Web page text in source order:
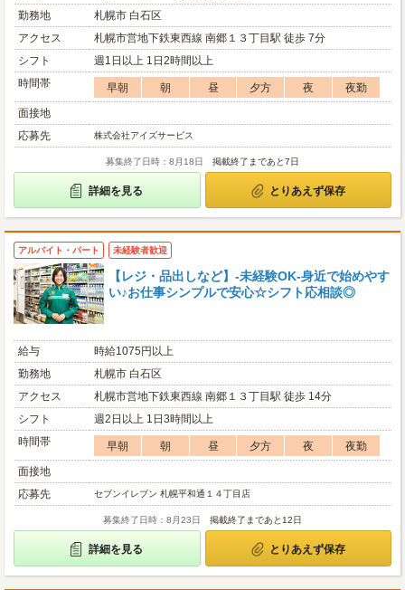
勤務地
札幌市 白石区
アクセス
札幌市営地下鉄東西線 南郷１３丁目駅 徒歩 7分
シフト
週1日以上 1日2時間以上
時間帯
早朝 朝 昼 夕方 夜
夜勤
面接地
応募先
株式会社アイズサービス
募集終了日時：8月18日 掲載終了まであと7日
詳細を見る とりあえず保存
アルバイト・パート 未経験者歓迎
【レジ・品出しなど】-未経験OK-身近で始めやす
い♪お仕事シンプルで安心☆シフト応相談◎
給与
時給1075円以上
勤務地
札幌市 白石区
アクセス
札幌市営地下鉄東西線 南郷１３丁目駅 徒歩 14分
シフト
週2日以上 1日3時間以上
時間帯
早朝 朝 昼 夕方 夜
夜勤
面接地
応募先
セブンイレブン 札幌平和通１４丁目店
募集終了日時：8月23日 掲載終了まであと12日
詳細を見る とりあえず保存